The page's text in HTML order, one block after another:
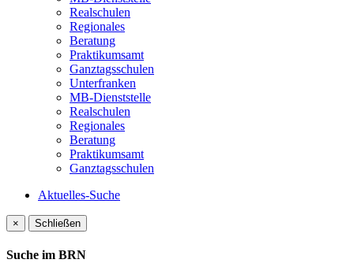
Realschulen
Regionales
Beratung
Praktikumsamt
Ganztagsschulen
Unterfranken
MB-Dienststelle
Realschulen
Regionales
Beratung
Praktikumsamt
Ganztagsschulen
Aktuelles-Suche
× Schließen
Suche im BRN